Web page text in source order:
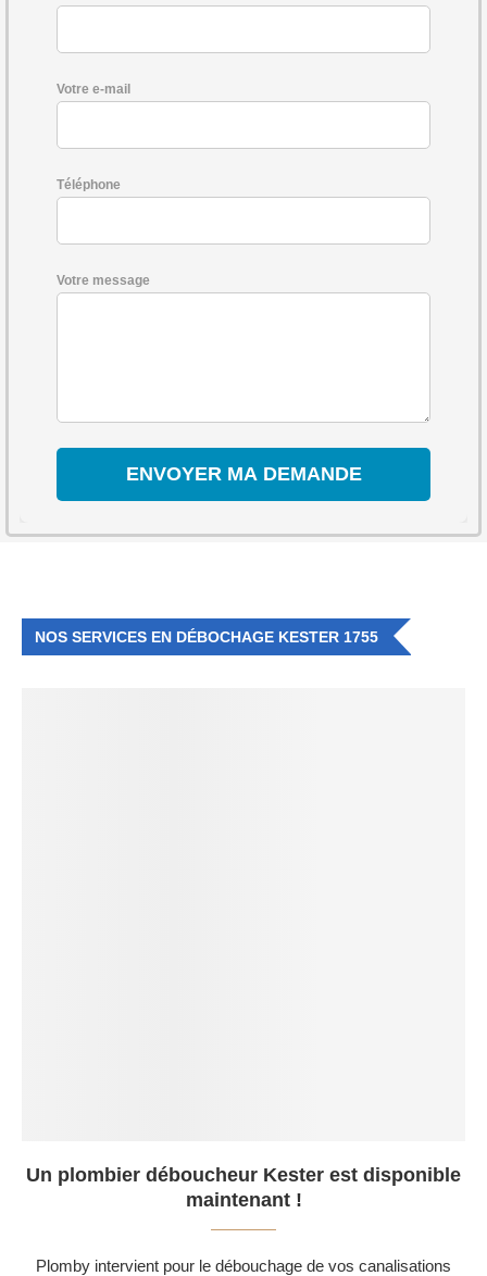
Votre e-mail
Téléphone
Votre message
NOS SERVICES EN DÉBOCHAGE KESTER 1755
Un plombier déboucheur Kester est disponible
maintenant !
Plomby intervient pour le débouchage de vos canalisations